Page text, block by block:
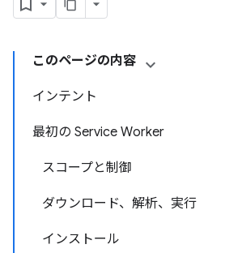
このページの内容
インテント
最初の Service Worker
スコープと制御
ダウンロード、解析、実行
インストール